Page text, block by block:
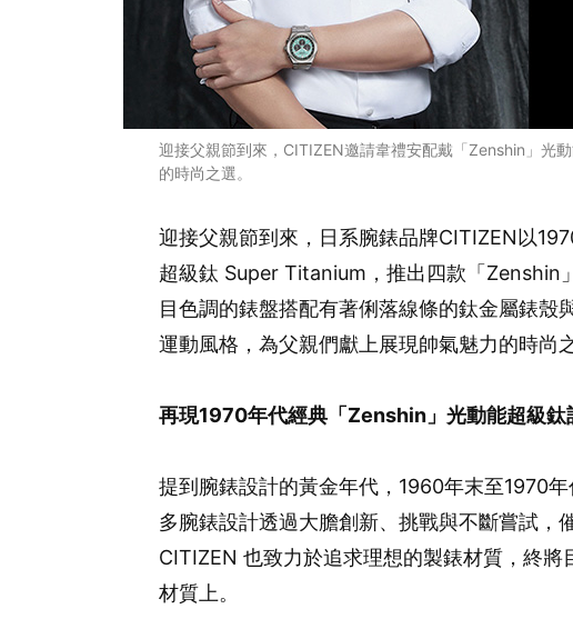
迎接父親節到來，CITIZEN邀請韋禮安配戴「Zenshin」光
的時尚之選。
迎接父親節到來，日系腕錶品牌CITIZEN以
超級鈦 Super Titanium，推出四款「Zenshin
目色調的錶盤搭配有著俐落線條的鈦金屬錶殼
運動風格，為父親們獻上展現帥氣魅力的時尚之
再現1970年代經典「Zenshin」光動能超級鈦
提到腕錶設計的黃金年代，1960年末至1970
多腕錶設計透過大膽創新、挑戰與不斷嘗試，
CITIZEN 也致力於追求理想的製錶材質，終
材質上。